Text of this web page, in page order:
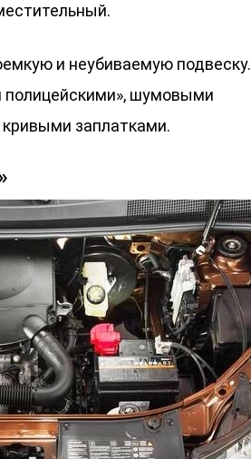
и неубиваемую подвеску.
шумовыми
заплатками.